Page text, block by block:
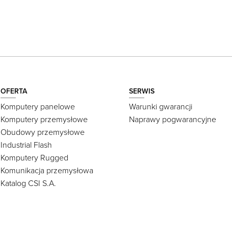
OFERTA
Komputery panelowe
Komputery przemysłowe
Obudowy przemysłowe
Industrial Flash
Komputery Rugged
Komunikacja przemysłowa
Katalog CSI S.A.
SERWIS
Warunki gwarancji
Naprawy pogwarancyjne